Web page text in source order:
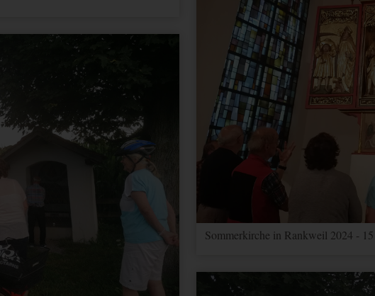
Sommerkirche in Rankweil 2024 - 15